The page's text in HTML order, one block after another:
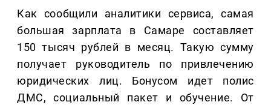
Как сообщили аналитики сервиса, самая
большая зарплата в Самаре составляет
150 тысяч рублей в месяц. Такую сумму
получает руководитель по привлечению
юридических лиц. Бонусом идет полис
ДМС, социальный пакет и обучение. От